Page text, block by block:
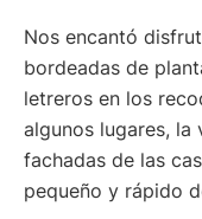
Nos encantó
bordeadas de
letreros en los
algunos lugares, la
fachadas de las
pequeño y rápido